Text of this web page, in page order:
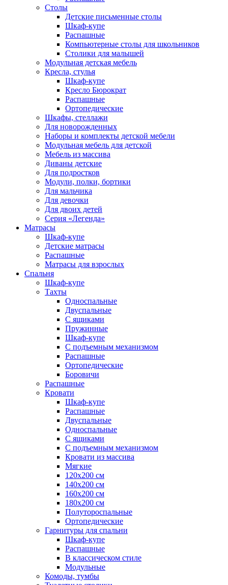
Столы
Детские письменные столы
Шкаф-купе
Распашные
Компьютерные столы для школьников
Столики для малышей
Модульная детская мебель
Кресла, стулья
Шкаф-купе
Кресло Бюрократ
Распашные
Ортопедические
Шкафы, стеллажи
Для новорожденных
Наборы и комплекты детской мебели
Модульная мебель для детской
Мебель из массива
Диваны детские
Для подростков
Модули, полки, бортики
Для мальчика
Для девочки
Для двоих детей
Серия «Легенда»
Матрасы
Шкаф-купе
Детские матрасы
Распашные
Матрасы для взрослых
Спальня
Шкаф-купе
Тахты
Односпальные
Двуспальные
С ящиками
Пружинные
Шкаф-купе
С подъемным механизмом
Распашные
Ортопедические
Боровичи
Распашные
Кровати
Шкаф-купе
Распашные
Двуспальные
Односпальные
С ящиками
С подъемным механизмом
Кровати из массива
Мягкие
120х200 см
140х200 см
160х200 см
180х200 см
Полутороспальные
Ортопедические
Гарнитуры для спальни
Шкаф-купе
Распашные
В классическом стиле
Модульные
Комоды, тумбы